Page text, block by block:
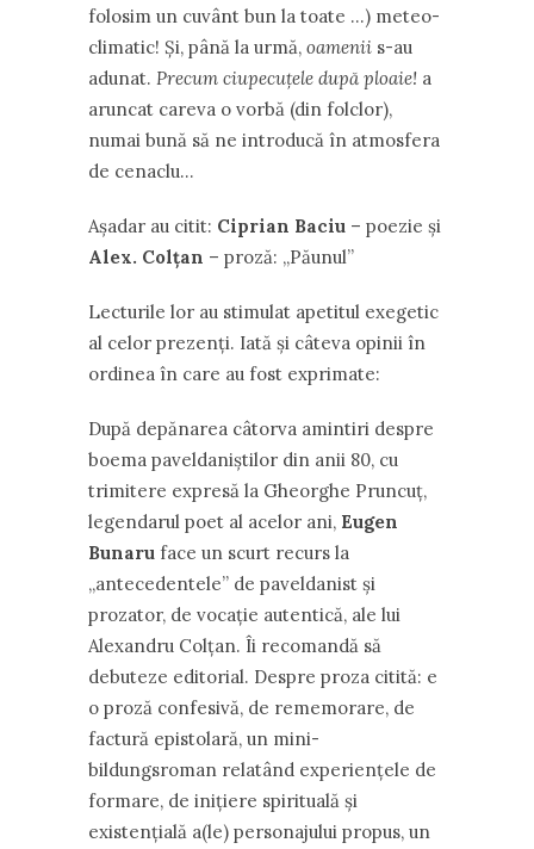
folosim un cuvânt bun la toate …) meteo-
climatic! Și, până la urmă, oamenii s-au
adunat. Precum ciupecuțele după ploaie! a
aruncat careva o vorbă (din folclor),
numai bună să ne introducă în atmosfera
de cenaclu…
Așadar au citit: Ciprian Baciu – poezie și
Alex. Colțan – proză: ,,Păunul”
Lecturile lor au stimulat apetitul exegetic
al celor prezenți. Iată și câteva opinii în
ordinea în care au fost exprimate:
După depănarea câtorva amintiri despre
boema paveldaniștilor din anii 80, cu
trimitere expresă la Gheorghe Pruncuț,
legendarul poet al acelor ani, Eugen
Bunaru face un scurt recurs la
,,antecedentele” de paveldanist și
prozator, de vocație autentică, ale lui
Alexandru Colțan. Îi recomandă să
debuteze editorial. Despre proza citită: e
o proză confesivă, de rememorare, de
factură epistolară, un mini-
bildungsroman relatând experiențele de
formare, de inițiere spirituală și
existențială a(le) personajului propus, un